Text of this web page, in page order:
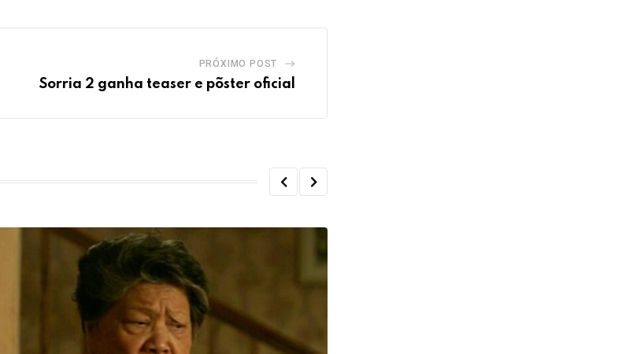
PRÓXIMO POST
Sorria 2 ganha teaser e põster oficial